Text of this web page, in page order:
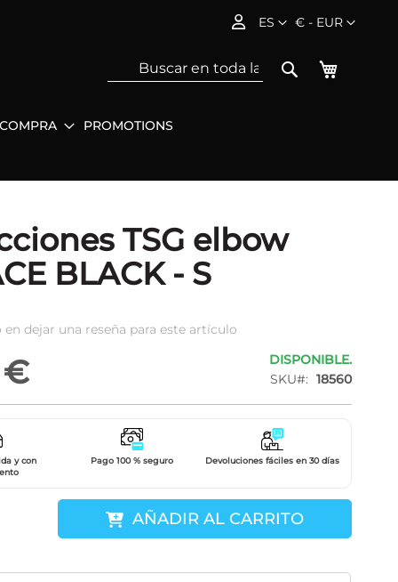
Moneda
€ - EUR
Lenguaje
ES
Mi cesta
Search
PROMOTIONS
TSG elbow
BLACK - S
en dejar una reseña para este artículo
€
DISPONIBLE.
SKU
18560
y con
Pago 100 % seguro Devoluciones fáciles en 30 días
AÑADIR AL CARRITO